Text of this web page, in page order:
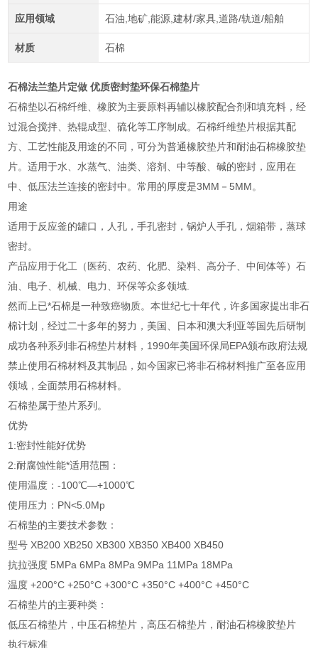
应用领域 石油,地矿,能源,建材/家具,道路/轨道/船舶
材质 石棉
石棉法兰垫片定做 优质密封垫环保石棉垫片
石棉垫以石棉纤维、橡胶为主要原料再辅以橡胶配合剂和填充料，经
过混合搅拌、热辊成型、硫化等工序制成。石棉纤维垫片根据其配
方、工艺性能及用途的不同，可分为普通橡胶垫片和耐油石棉橡胶垫
片。适用于水、水蒸气、油类、溶剂、中等酸、碱的密封，应用在
中、低压法兰连接的密封中。常用的厚度是3MM－5MM。
用途
适用于反应釜的罐口，人孔，手孔密封，锅炉人手孔，烟箱带，蒸球
密封。
产品应用于化工（医药、农药、化肥、染料、高分子、中间体等）石
油、电子、机械、电力、环保等众多领域.
然而上已*石棉是一种致癌物质。本世纪七十年代，许多国家提出非石
棉计划，经过二十多年的努力，美国、日本和澳大利亚等国先后研制
成功各种系列非石棉垫片材料，1990年美国环保局EPA颁布政府法规
禁止使用石棉材料及其制品，如今国家已将非石棉材料推广至各应用
领域，全面禁用石棉材料。
石棉垫属于垫片系列。
优势
1:密封性能好优势
2:耐腐蚀性能*适用范围：
使用温度：-100℃—+1000℃
使用压力：PN<5.0Mp
石棉垫的主要技术参数：
型号 XB200 XB250 XB300 XB350 XB400 XB450
抗拉强度 5MPa 6MPa 8MPa 9MPa 11MPa 18MPa
温度 +200°C +250°C +300°C +350°C +400°C +450°C
石棉垫片的主要种类：
低压石棉垫片，中压石棉垫片，高压石棉垫片，耐油石棉橡胶垫片
执行标准